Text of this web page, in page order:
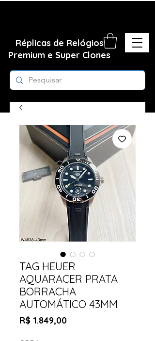
Réplicas de Relógios
Premium e Super Clones
TAG HEUER
AQUARACER PRATA
BORRACHA
AUTOMÁTICO 43MM
R$ 1.849,00Preço